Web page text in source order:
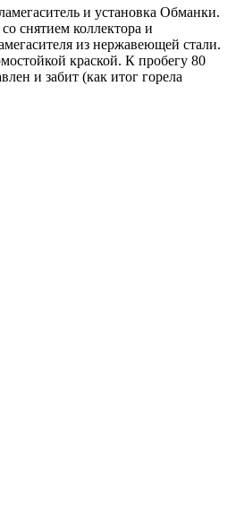
и установка Обманки.
снятием коллектора и
из нержавеющей стали.
краской. К пробегу 80
и забит (как итог горела